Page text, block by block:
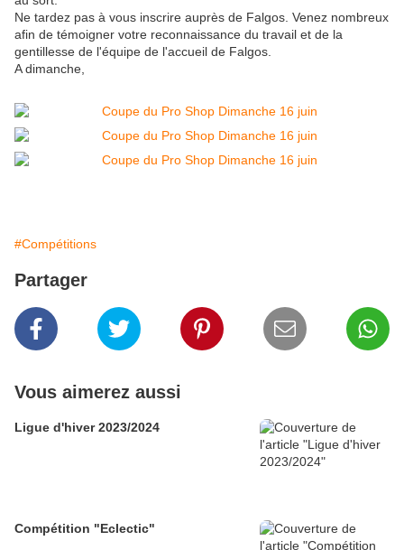
Ne tardez pas à vous inscrire auprès de Falgos. Venez nombreux
afin de témoigner votre reconnaissance du travail et de la
gentillesse de l'équipe de l'accueil de Falgos.
A dimanche,
#Compétitions
Partager
Vous aimerez aussi
Ligue d'hiver 2023/2024
Compétition "Eclectic"